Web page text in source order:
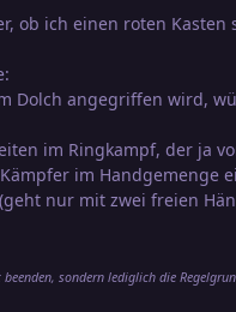
ob ich einen roten
Dolch angegriffen wird,
im Ringkampf, der ja
im
nur mit zwei freien
sondern lediglich die